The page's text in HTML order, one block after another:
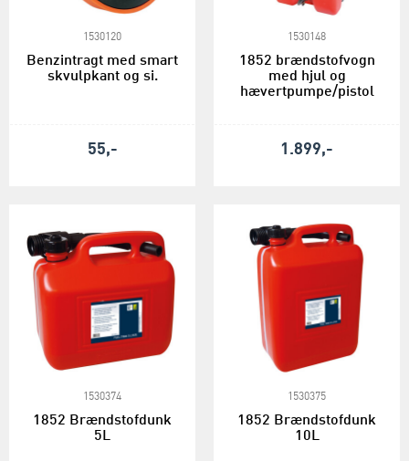
1530120
Benzintragt med smart
skvulpkant og si.
55,-
1530148
1852 brændstofvogn
med hjul og
hævertpumpe/pistol
1.899,-
1530374
1852 Brændstofdunk
5L
1530375
1852 Brændstofdunk
10L